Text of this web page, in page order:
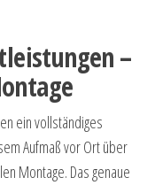
–
ein vollständiges
Aufmaß vor Ort über
Montage. Das genaue